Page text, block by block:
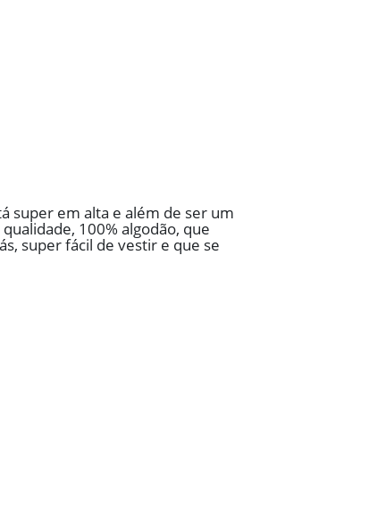
super em alta e além de ser um
100% algodão, que
super fácil de vestir e que se